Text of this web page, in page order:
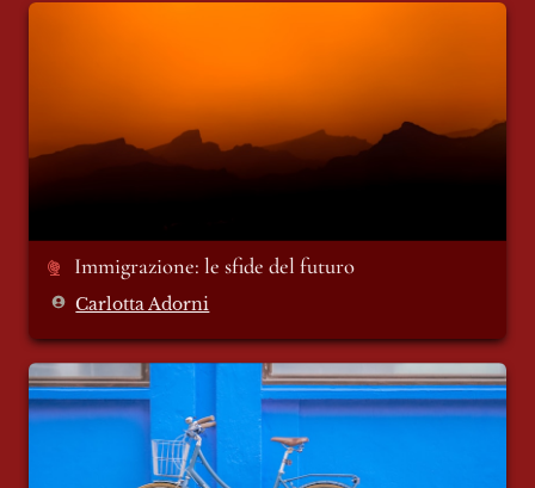
Immigrazione: le sfide del futuro
Immigrazione: le sfide del futuro
Carlotta Adorni
Ladri di biciclette